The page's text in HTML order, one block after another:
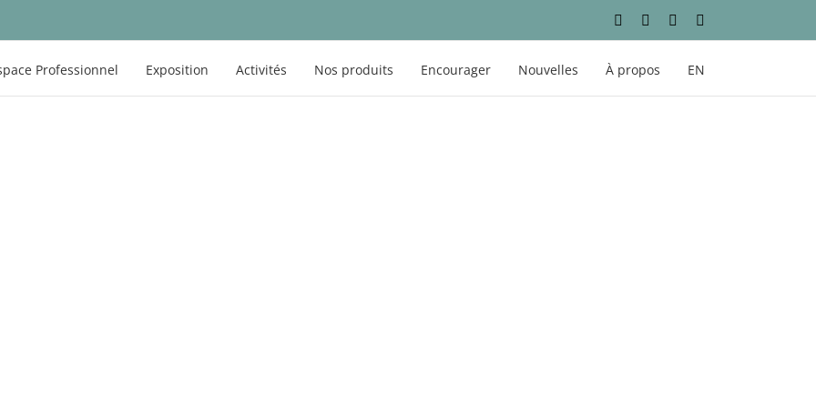
FacebookInstagramYouTube
Professionnel Exposition Activités Nos produits Encourager Nouvelles À propos EN